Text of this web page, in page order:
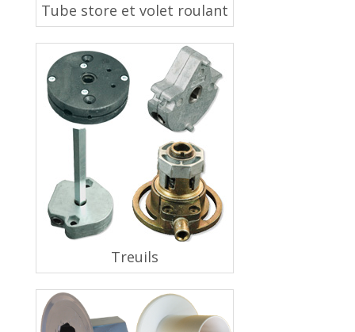
Tube store et volet roulant
Treuils